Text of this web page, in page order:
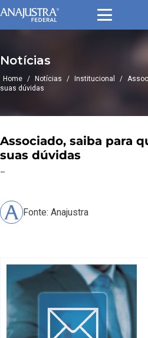
Notícias
Home / Notícias / Institucional /
suas dúvidas
Associado, saiba para
suas dúvidas
–
Fonte: Anajustra